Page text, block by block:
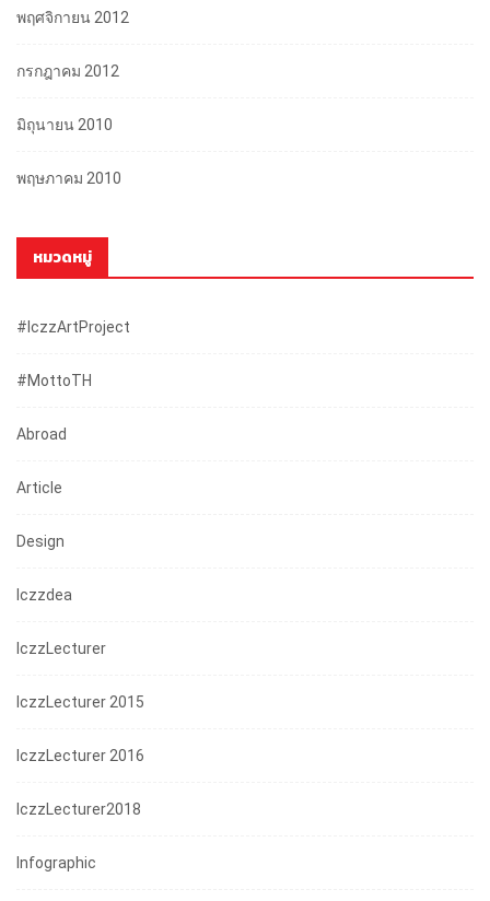
พฤศจิกายน 2012
กรกฎาคม 2012
มิถุนายน 2010
พฤษภาคม 2010
หมวดหมู่
#iczzArtProject
#mottoTH
Abroad
Article
Design
Iczzdea
IczzLecturer
IczzLecturer 2015
IczzLecturer 2016
IczzLecturer2018
Infographic